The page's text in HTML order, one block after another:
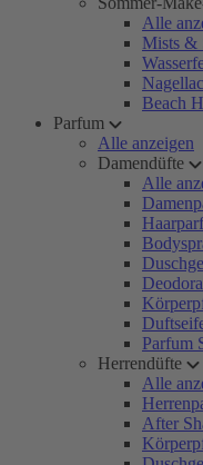
Alle
Mists &
Beach
Parfum
Alle anzeigen
Damendüfte
Alle
Parfum
Herrendüfte
Alle
After